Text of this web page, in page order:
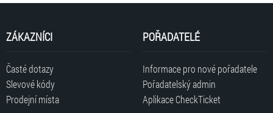
ZÁKAZNÍCI
Časté dotazy
Slevové kódy
Prodejní místa
POŘADATELÉ
Informace pro nové pořadatele
Pořadatelský admin
Aplikace CheckTicket